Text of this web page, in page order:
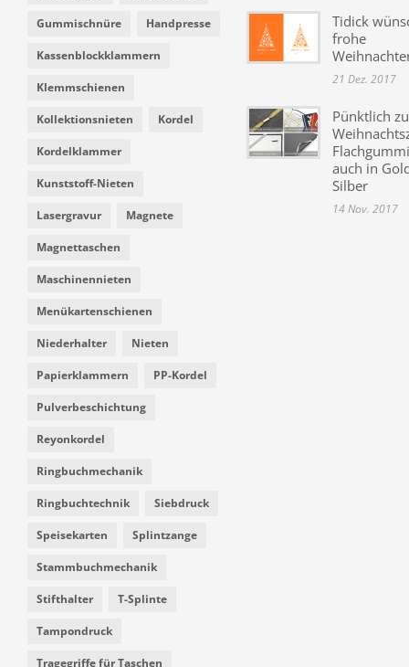
Gummischnüre Handpresse
Kassenblockklammern
Klemmschienen
Kollektionsnieten Kordel
Kordelklammer
Kunststoff-Nieten
Lasergravur Magnete
Magnettaschen
Maschinennieten
Menükartenschienen
Niederhalter Nieten
Papierklammern PP-Kordel
Pulverbeschichtung
Reyonkordel
Ringbuchmechanik
Ringbuchtechnik Siebdruck
Speisekarten Splintzange
Stammbuchmechanik
Stifthalter T-Splinte
Tampondruck
Tragegriffe für Taschen
Tidick
frohe
21 Dez. 2017
Pünktlich
auch in
Silber
14 Nov. 2017